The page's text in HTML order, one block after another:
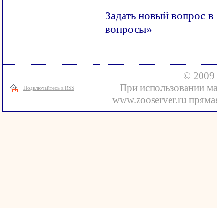
Задать новый вопрос
вопросы»
Подключайтесь к RSS
© 2009
При использовании
www.zooserver.ru